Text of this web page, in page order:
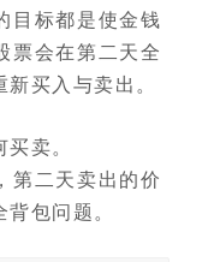
目标都是使金钱
票会在第二天全
买入与卖出。
卖。
第二天卖出的价
包问题。